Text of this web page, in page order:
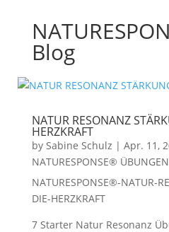
Blog
NATUR RESONANZ
HERZKRAFT
by Sabine Schulz | Apr. 11,
NATURESPONSE® ÜBUNGEN
NATURESPONSE®-NATUR-
DIE-HERZKRAFT
7 Starter Natur Resonanz